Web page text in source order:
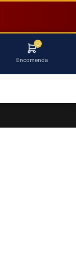
0
Encomenda